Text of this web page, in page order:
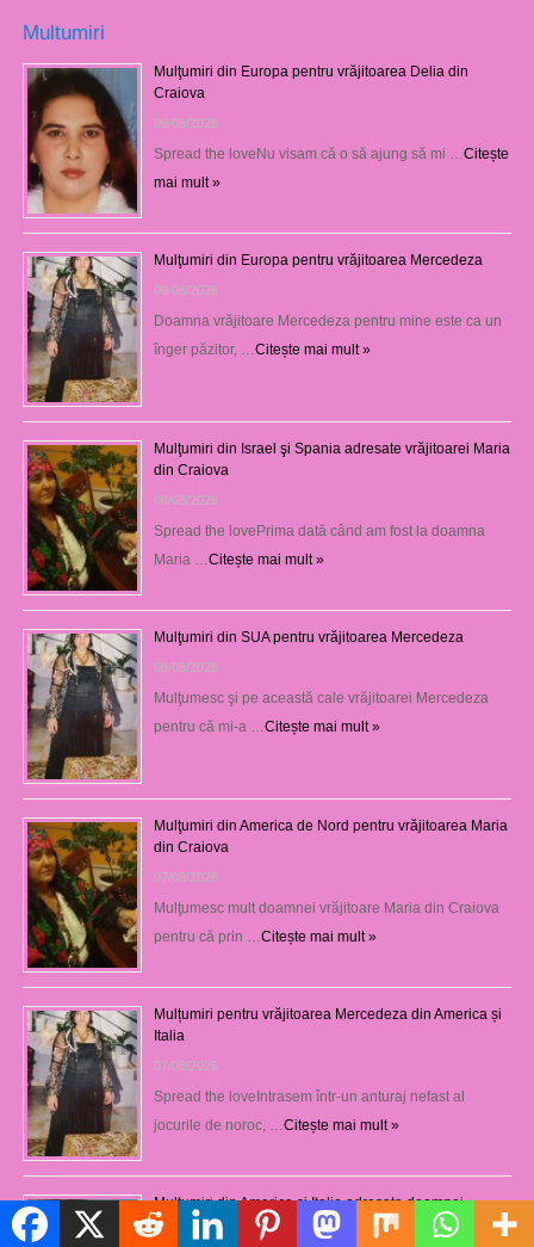
Multumiri
Mulţumiri din Europa pentru vrăjitoarea Delia din
Craiova
09/08/2026
Spread the loveNu visam că o să ajung să mi …Citește
mai mult »
Mulţumiri din Europa pentru vrăjitoarea Mercedeza
09/08/2026
Doamna vrăjitoare Mercedeza pentru mine este ca un
înger păzitor, …Citește mai mult »
Mulţumiri din Israel şi Spania adresate vrăjitoarei Maria
din Craiova
08/08/2026
Spread the lovePrima dată când am fost la doamna
Maria …Citește mai mult »
Mulţumiri din SUA pentru vrăjitoarea Mercedeza
08/08/2026
Mulţumesc şi pe această cale vrăjitoarei Mercedeza
pentru că mi-a …Citește mai mult »
Mulţumiri din America de Nord pentru vrăjitoarea Maria
din Craiova
07/08/2026
Mulţumesc mult doamnei vrăjitoare Maria din Craiova
pentru că prin …Citește mai mult »
Mulțumiri pentru vrăjitoarea Mercedeza din America și
Italia
07/08/2026
Spread the loveIntrasem într-un anturaj nefast al
jocurile de noroc, …Citește mai mult »
Mulțumiri din America și Italia adresate doamnei
vrăjitoare Delia din CraiovaPolitică de cookie-uri